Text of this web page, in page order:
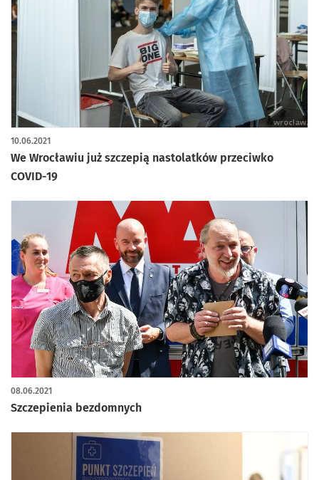
We Wrocławiu już szczepią nastolatków przeciwko
COVID-19
10.06.2021
Szczepienia bezdomnych
08.06.2021